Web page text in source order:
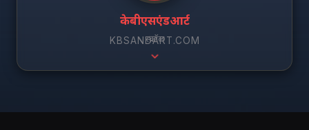
केबीएसएंडआर्ट
KBSANDART.COM
स्क्रॉल